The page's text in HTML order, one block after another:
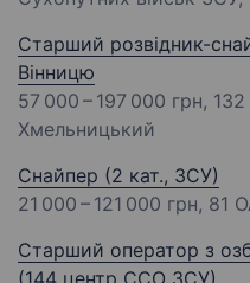
Старший розвідник-
Вінницю
57 000 – 197 000 грн,
Хмельницький
Снайпер (2 кат., ЗСУ)
21 000 – 121 000 грн, 81
Старший оператор з